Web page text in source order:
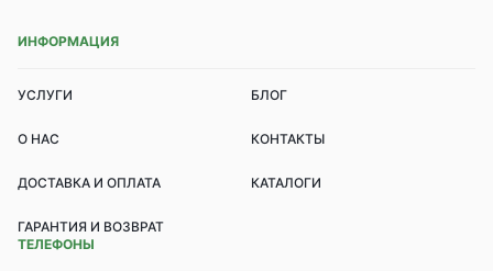
ИНФОРМАЦИЯ
УСЛУГИ БЛОГ
О НАС КОНТАКТЫ
ДОСТАВКА И ОПЛАТА КАТАЛОГИ
ГАРАНТИЯ И ВОЗВРАТ
ТЕЛЕФОНЫ